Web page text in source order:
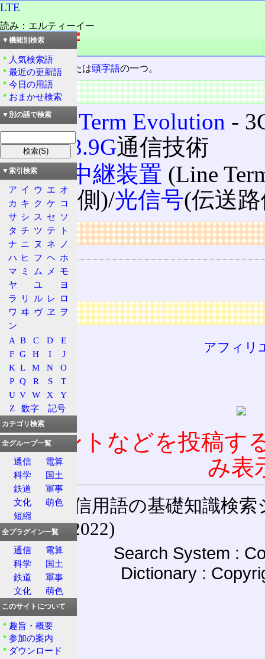
LTE
読み：エルティーイー
外語：LTE
品詞：名詞
三文字の略語 または頭字語の一つ。
主な用途
Long Term Evolution ‐
機の3.9G通信技術
端局中継装置 (Line
(局内側)/光信号(伝送
リンク
用語の所属
略語
頭字語
広告
アフィリ
コメントなどを投稿す
み表
通信用語の基礎知識検索
(27-May-2022)
Search System :
Dictionary :
▼機能別検索
人気検索語
最近の更新語
今日の用語
おまかせ検索
▼別の語で検索
▼索引検索
ア イ ウ エ オ
カ キ ク ケ コ
サ シ ス セ ソ
タ チ ツ テ
ト
ナ ニ ヌ ネ
ノ
ハ ヒ フ ヘ ホ
マ ミ ム メ
モ
ヤ
ユ
ヨ
ラ
リ ル レ ロ
ワ ヰ ヴ ヱ
ヲ
ン
A B C D
E
F G H I
J
K L M N
O
P Q R S
T
U V W X
Y
Z
数字 記号
カテゴリ検索
全グループ一覧
通信
電算
科学
国土
鉄道
軍事
文化
萌色
短縮
全プラグイン一覧
通信
電算
科学
国土
鉄道
軍事
文化
萌色
このサイトについて
趣旨・概要
参加の案内
ダウンロード